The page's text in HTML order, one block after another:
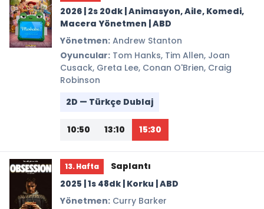
2026 | 2s 20dk | Animasyon, Aile, Komedi,
Macera Yönetmen | ABD
Yönetmen: Andrew Stanton
Oyuncular: Tom Hanks, Tim Allen, Joan
Cusack, Greta Lee, Conan O'Brien, Craig
Robinson
2D — Türkçe Dublaj
10:50 13:10 15:30
13. Hafta
Saplantı
2025 | 1s 48dk | Korku | ABD
Yönetmen: Curry Barker